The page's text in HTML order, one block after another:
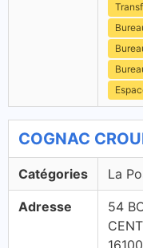
COGNAC
Catégories La
Adresse
54